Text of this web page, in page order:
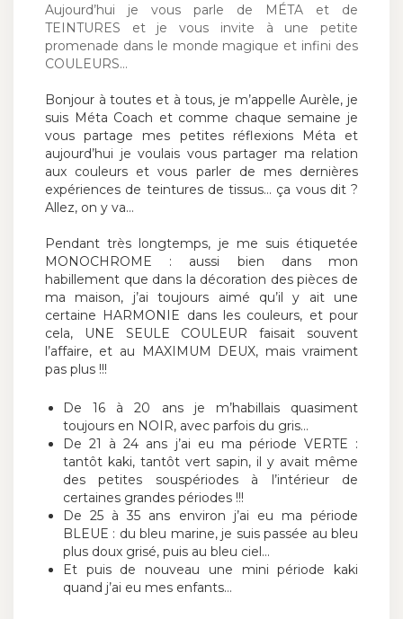
Aujourd’hui je vous parle de MÉTA et de
TEINTURES et je vous invite à une petite
promenade dans le monde magique et infini des
COULEURS…
Bonjour à toutes et à tous, je m’appelle Aurèle, je
suis Méta Coach et comme chaque semaine je
vous partage mes petites réflexions Méta et
aujourd’hui je voulais vous partager ma relation
aux couleurs et vous parler de mes dernières
expériences de teintures de tissus… ça vous dit ?
Allez, on y va…
Pendant très longtemps, je me suis étiquetée
MONOCHROME : aussi bien dans mon
habillement que dans la décoration des pièces de
ma maison, j’ai toujours aimé qu’il y ait une
certaine HARMONIE dans les couleurs, et pour
cela, UNE SEULE COULEUR faisait souvent
l’affaire, et au MAXIMUM DEUX, mais vraiment
pas plus !!!
De 16 à 20 ans je m’habillais quasiment
toujours en NOIR, avec parfois du gris…
De 21 à 24 ans j’ai eu ma période VERTE :
tantôt kaki, tantôt vert sapin, il y avait même
des petites souspériodes à l’intérieur de
certaines grandes périodes !!!
De 25 à 35 ans environ j’ai eu ma période
BLEUE : du bleu marine, je suis passée au bleu
plus doux grisé, puis au bleu ciel…
Et puis de nouveau une mini période kaki
quand j’ai eu mes enfants…